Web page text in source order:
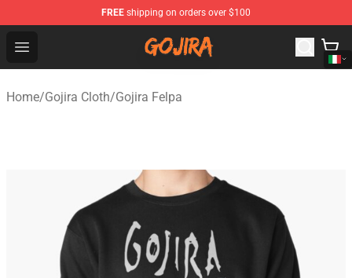
FREE shipping on orders over $100
Open menu
Gojira Shop - Official Gojira Merchandise Store
Home/Gojira Cloth/Gojira Felpa